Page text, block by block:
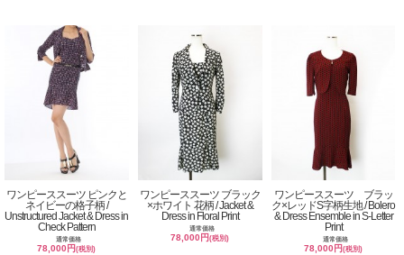
ワンピーススーツ ピンクと
ネイビーの格子柄 /
Unstructured Jacket & Dress in
Check Pattern
通常価格
78,000円(税別)
ワンピーススーツ ブラック
×ホワイト 花柄 / Jacket &
Dress in Floral Print
通常価格
78,000円(税別)
ワンピーススーツ ブラッ
ク×レッドS字柄生地 / Bolero
& Dress Ensemble in S-Letter
Print
通常価格
78,000円(税別)